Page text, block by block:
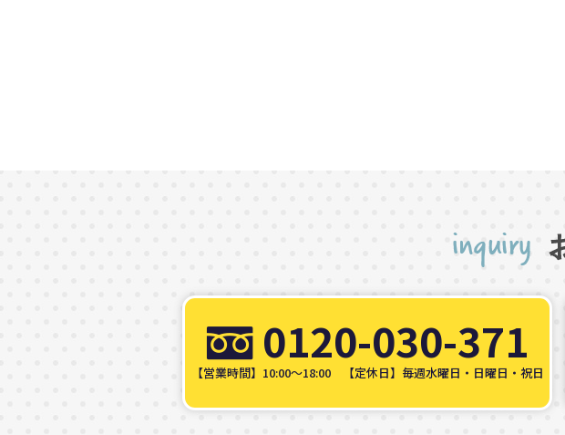
0120-030-371
【営業時間】10:00～18:00 【定休日】毎週水曜日・日曜日・祝日